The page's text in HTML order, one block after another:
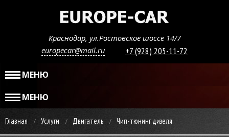
Краснодар, ул.Ростовское шоссе 14/7
europecar@mail.ru
+7 (928) 205-11-72
МЕНЮ
МЕНЮ
Главная Услуги Двигатель Чип-тюнинг дизеля